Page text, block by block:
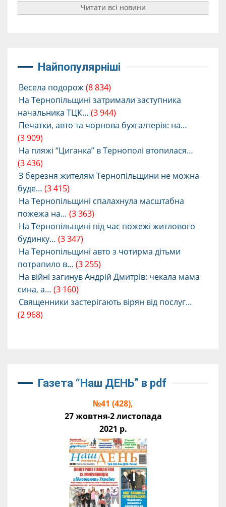
Читати всі новини
Найпопулярніші
Весела подорож(8 834)
На Тернопільщині затримали заступника
начальника ТЦК… (3 944)
Печатки, авто та чорнова бухгалтерія: на…
(3 909)
На пляжі “Циганка” в Тернополі втопилася…
(3 436)
З березня жителям Тернопільщини не можна
буде… (3 415)
На Тернопільщині спалахнула масштабна
пожежа на… (3 363)
На Тернопільщині під час пожежі житлового
будинку… (3 347)
На Тернопільщині авто з чотирма дітьми
потрапило в… (3 255)
На війні загинув Андрій Дмитрів: чекала мама
сина, а… (3 160)
Священники застерігають вірян від послуг…
(2 968)
Газета “Наш ДЕНЬ” в pdf
№41 (428),
27 жовтня-2 листопада
2021 р.